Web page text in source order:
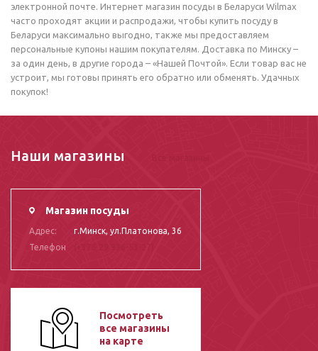
электронной почте. Интернет магазин посуды в Беларуси Wilmax
часто проходят акции и распродажи, чтобы купить посуду в
Беларуси максимально выгодно, также мы предоставляем
персональные купоны нашим покупателям. Доставка по Минску –
за один день, в другие города – «Нашей Почтой». Если товар вас не
устроит, мы готовы принять его обратно или обменять. Удачных
покупок!
Наши магазины
Магазин посуды
Адрес:
г.Минск, ул.Платонова, 36
Телефон
Посмотреть
все магазины
на карте